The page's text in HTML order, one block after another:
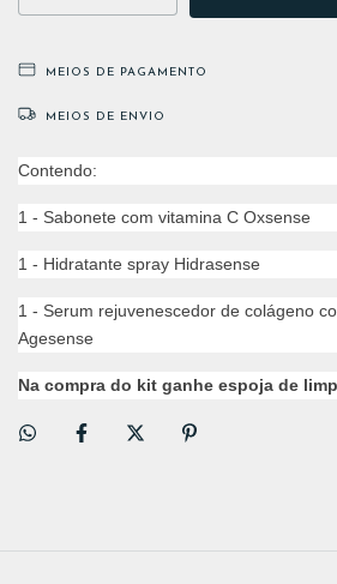
MEIOS DE PAGAMENTO
MEIOS DE ENVIO
Contendo:
1 - Sabonete com vitamina C Oxsense
1 - Hidratante spray Hidrasense
1 - Serum rejuvenescedor de colágeno
Agesense
Na compra do kit ganhe espoja de